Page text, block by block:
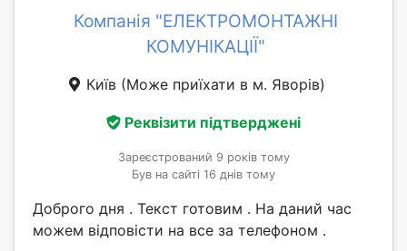
Компанія "ЕЛЕКТРОМОНТАЖНІ
КОМУНІКАЦІЇ"
Київ (Може приїхати в м. Яворів)
Реквізити підтверджені
Зареєстрований 9 років тому
Був на сайті 16 днів тому
Доброго дня . Текст готовим . На даний час
можем відповісти на все за телефоном .